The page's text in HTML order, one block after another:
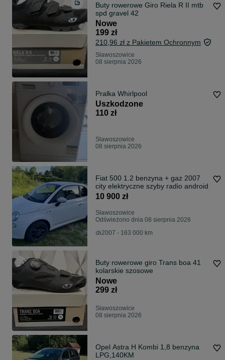
Buty rowerowe Giro Riela R II mtb
spd gravel 42
Nowe
199 zł
210,96 zł z Pakietem Ochronnym
Sławoszowice
08 sierpnia 2026
Pralka Whirlpool
Uszkodzone
110 zł
Sławoszowice
08 sierpnia 2026
Fiat 500 1.2 benzyna + gaz 2007
city elektryczne szyby radio android
10 900 zł
Sławoszowice
Odświeżono dnia 08 sierpnia 2026
2007 - 163 000 km
Buty rowerowe giro Trans boa 41
kolarskie szosowe
Nowe
299 zł
Sławoszowice
08 sierpnia 2026
Opel Astra H Kombi 1,8 benzyna
LPG,140KM